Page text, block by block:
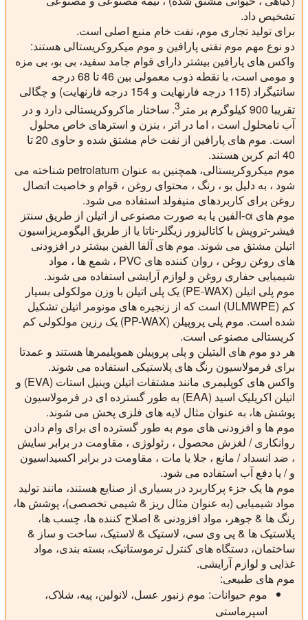
تشخیص داد.
برای تولید تجاری موم، نفت خام منبع اصلی است.
دو نوع مهم موم نفتی پارافین و موم میکروکریستالی هستند:
واکس های پارافین بیشتر دارای قوام جامد سفید، بی بو، بی مزه
و مومی است، با نقطه ذوب معمولی بین 46 تا 68 درجه
سانتیگراد (115 درجه فارنهایت و 154 درجه فارنهایت) و چگالی
تقریبا 900 کیلوگرم بر متر
3. ساختار ماکروکریستالی دارد و در
آب نامحلول است ، اما در اتر ، بنزن و استرهای خاص محلول
است. موم های پارافین از نفت خام مشتق شده و حاوی 20 تا
40 اتم کربن هستند.
موم میکروکریستالی
، همچنین به عنوان petrolatum شناخته می
شود ، به دلیل بو ، رنگ ، محتوای روغن ، قوام و خاصیت اتصال
روغن برای کاربردهای منیفولد استفاده می شود.
موم های α-الفین
یا به صورت مصنوعی از اتیلن از طریق سنتز
فیشر-تروپش با کاتالیزور زیگلر-ناتا یا از طریق الیگومریزاسیون
اتیلن مشتق می شوند. موم های آلفا الفین بیشتر در افزودنی
های روغن روغن ، روان کننده های PVC ، شمع ها ، مواد
شیمیایی حفاری روغن و لوازم آرایشی استفاده می شوند.
موم پلی اتیلن
(PE-WAX) یک پلی اتیلن با وزن مولکولی بسیار
کم (ULMWPE) است که از زنجیره های مونومر اتیلن تشکیل
شده است. موم پلی پروپیلن
(PP-WAX) یک رزین مولکولی کم
کریستالی مصنوعی است.
هر دو موم های الیتیلن و پلی پروپیلن هموپلیمرها هستند و عمدتا
برای فرمولاسیون رنگ های پلاستیکی استفاده می شوند.
واکس های کوپلیمری
مانند مشتقات اتیلن وینیل استات (EVA) و
اتیلن اکریلیک اسید (EAA) به طور گسترده ای در فرمولاسیون
پوشش ها، به عنوان مثال لایه های فلزی پخش می شوند.
موم ها و افزودنی های موم به طور گسترده ای برای وام دادن
روانکاری / لغزش محصول ، رئولوژی ، مقاومت در برابر سایش
، ضد انسداد / مانع ، جلا یا مات ، مقاومت در برابر اکسیداسیون
و / یا دفع آب استفاده می شود.
موم ها یک جزء پرکاربرد در بسیاری از صنایع هستند، مانند تولید
مواد شیمیایی (به عنوان مثال ریز & شیمی تخصصی)، پوشش ها،
رنگ ها & جوهر، مواد افزودنی & اصلاح کننده ها، چسب ها،
پلاستیک ها & پی وی سی، لاستیک & لاستیک، ساخت و ساز &
ساختمان، دستگاه های کنترل ترموستاتیک، بسته بندی، مواد
غذایی و لوازم آرایشی.
موم های طبیعی:
موم حیوانات: موم زنبور عسل، لانولین، پیه، شلاک،
اسپرماستی